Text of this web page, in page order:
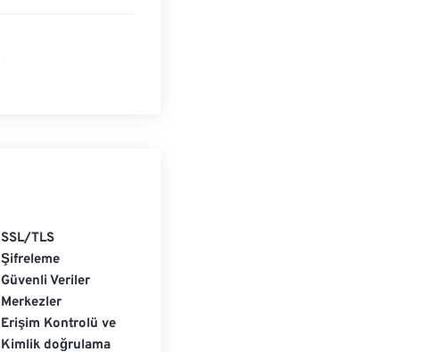
SSL/TLS
Şifreleme
Güvenli Veriler
Merkezler
Erişim Kontrolü ve
Kimlik doğrulama